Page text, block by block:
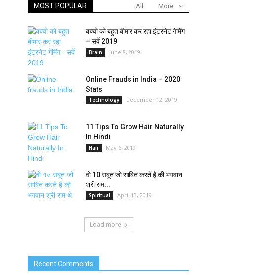
MOST POPULAR All More
बच्चो को बहुत बीमार कर रहा इंटरनेट गेमिंग
– सर्वे 2019
Brain June 8, 2019
Online Frauds in India – 2020
Stats
Technology December 12, 2019
11 Tips To Grow Hair Naturally
In Hindi
Hair May 6, 2019
वो 10 सबूत जो साबित करते है की भगवान
श्री राम...
Spiritual April 13, 2019
Load more
Recent Comments